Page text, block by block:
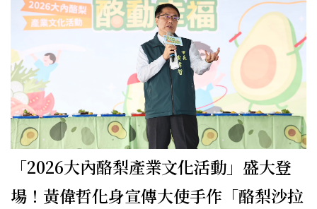
「2026大內酪梨產業文化活動」盛大登
場！黃偉哲化身宣傳大使手作「酪梨沙拉